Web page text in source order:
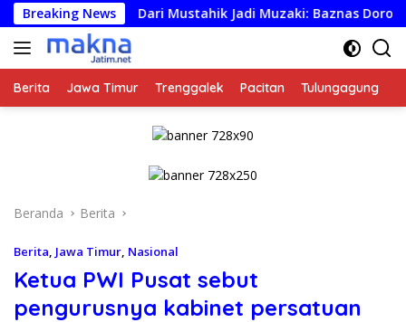
Langsung
ke
konten
Breaking News
Dari Mustahik Jadi Muzaki: Baznas Dorong Kemandirian
Berita Jawa Timur Trenggalek Pacitan Tulungagung
Beranda Berita
Berita Jawa Timur Nasional
Ketua PWI Pusat sebut
pengurusnya kabinet persatuan